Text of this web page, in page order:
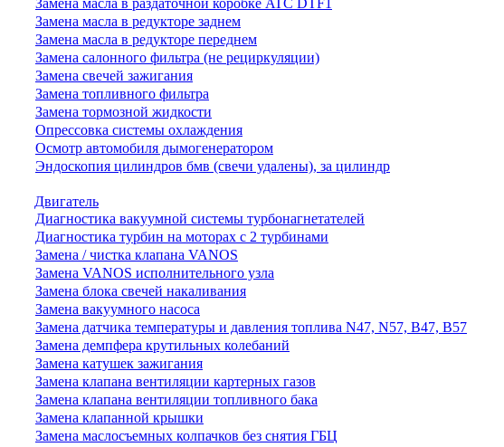
Замена масла в раздаточной коробке ATC DTF1
Замена масла в редукторе заднем
Замена масла в редукторе переднем
Замена салонного фильтра (не рециркуляции)
Замена свечей зажигания
Замена топливного фильтра
Замена тормозной жидкости
Опрессовка системы охлаждения
Осмотр автомобиля дымогенератором
Эндоскопия цилиндров бмв (свечи удалены), за цилиндр
Двигатель
Диагностика вакуумной системы турбонагнетателей
Диагностика турбин на моторах с 2 турбинами
Замена / чистка клапана VANOS
Замена VANOS исполнительного узла
Замена блока свечей накаливания
Замена вакуумного насоса
Замена датчика температуры и давления топлива N47, N57, B47, B57
Замена демпфера крутильных колебаний
Замена катушек зажигания
Замена клапана вентиляции картерных газов
Замена клапана вентиляции топливного бака
Замена клапанной крышки
Замена маслосъемных колпачков без снятия ГБЦ